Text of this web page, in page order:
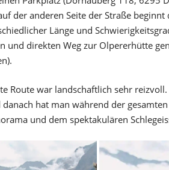
der anderen Seite der Straße
Länge und
und direkten Weg zur Olpererhütte
Route war landschaftlich sehr
hat man während der
und dem spektakulären